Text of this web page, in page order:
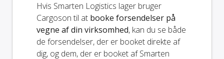
Hvis Smarten Logistics lager bruger
Cargoson til at booke forsendelser på
vegne af din virksomhed, kan du se både
de forsendelser, der er booket direkte af
dig, og dem, der er booket af Smarten